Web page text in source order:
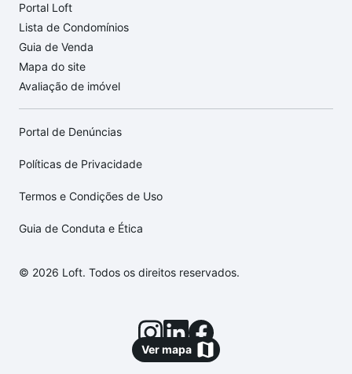
Ver mapa
Portal Loft
Lista de Condomínios
Guia de Venda
Mapa do site
Avaliação de imóvel
Portal de Denúncias
Políticas de Privacidade
Termos e Condições de Uso
Guia de Conduta e Ética
© 2026 Loft. Todos os direitos reservados.